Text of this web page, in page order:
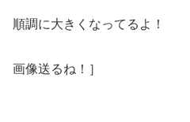
順調に大きくなってるよ！
画像送るね！］